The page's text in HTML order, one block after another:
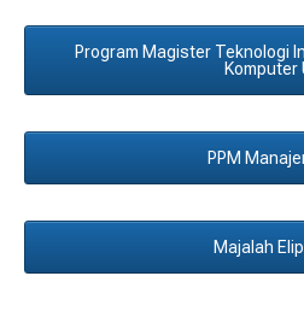
Program Magister Teknologi
Komputer
PPM
Majalah